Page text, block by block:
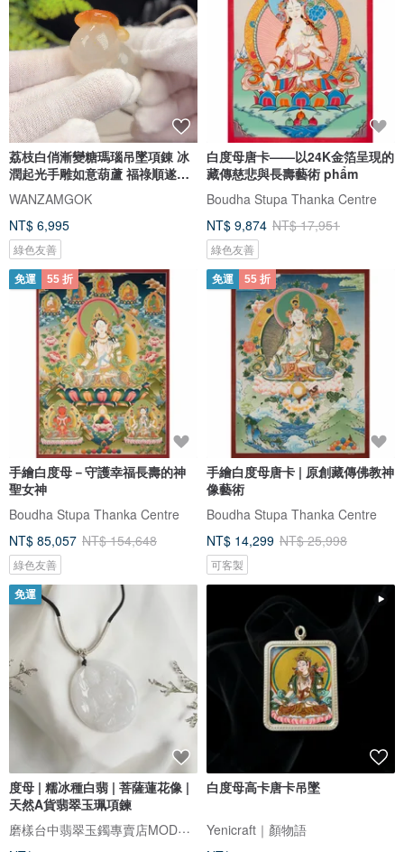
荔枝白俏漸變糖瑪瑙吊墜項錬 冰
潤起光手雕如意葫蘆 福祿順遂吉
祥
WANZAMGOK
NT$ 6,995
綠色友善
白度母唐卡——以24K金箔呈現的
藏傳慈悲與長壽藝術 phẩm
Boudha Stupa Thanka Centre
NT$ 9,874 NT$ 17,951
綠色友善
免運 55 折
手繪白度母－守護幸福長壽的神
聖女神
Boudha Stupa Thanka Centre
NT$ 85,057 NT$ 154,648
綠色友善
免運 55 折
手繪白度母唐卡 | 原創藏傳佛教神
像藝術
Boudha Stupa Thanka Centre
NT$ 14,299 NT$ 25,998
可客製
免運
度母 | 糯冰種白翡 | 菩薩蓮花像 |
天然A貨翡翠玉珮項鍊
磨樣台中翡翠玉鐲專賣店MODE YANG
白度母高卡唐卡吊墜
Yenicraft｜顏物語